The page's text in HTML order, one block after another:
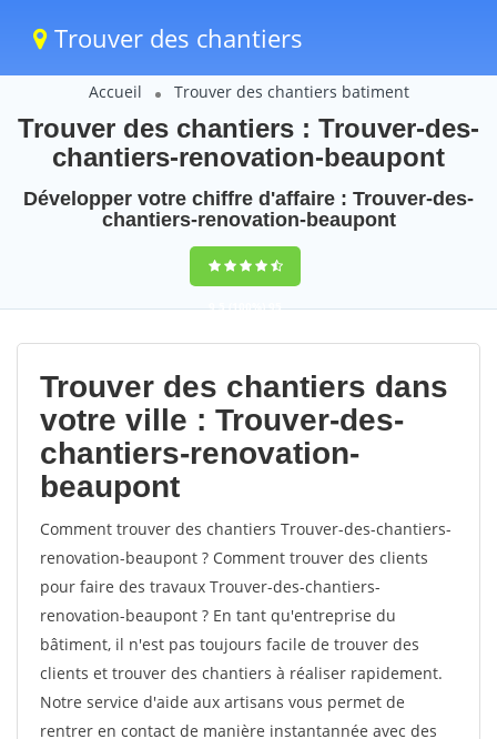
Trouver des chantiers
Accueil Trouver des chantiers batiment
Trouver des chantiers : Trouver-des-
chantiers-renovation-beaupont
Développer votre chiffre d'affaire : Trouver-des-
chantiers-renovation-beaupont
9,5(100%)95
votes
Trouver des chantiers dans
votre ville : Trouver-des-
chantiers-renovation-
beaupont
Comment trouver des chantiers Trouver-des-chantiers-
renovation-beaupont ? Comment trouver des clients
pour faire des travaux Trouver-des-chantiers-
renovation-beaupont ? En tant qu'entreprise du
bâtiment, il n'est pas toujours facile de trouver des
clients et trouver des chantiers à réaliser rapidement.
Notre service d'aide aux artisans vous permet de
rentrer en contact de manière instantannée avec des